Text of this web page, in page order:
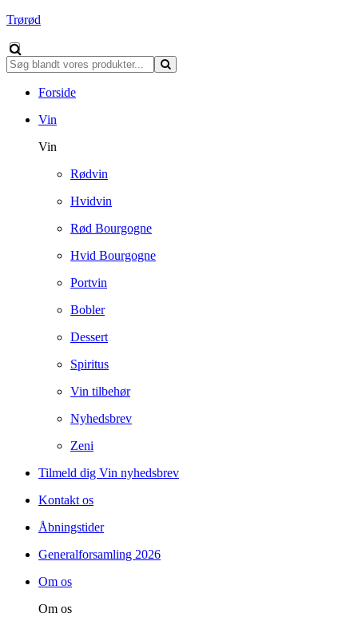
Trørød
Forside
Vin
Vin
Rødvin
Hvidvin
Rød Bourgogne
Hvid Bourgogne
Portvin
Bobler
Dessert
Spiritus
Vin tilbehør
Nyhedsbrev
Zeni
Tilmeld dig Vin nyhedsbrev
Kontakt os
Åbningstider
Generalforsamling 2026
Om os
Om os